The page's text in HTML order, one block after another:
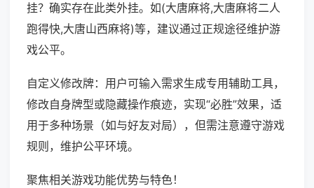
挂？确实存在此类外挂。如(大唐麻将,大唐麻将二人
跑得快,大唐山西麻将)等，建议通过正规途径维护游
戏公平。
自定义修改牌：用户可输入需求生成专用辅助工具，
修改自身牌型或隐藏操作痕迹，实现“必胜”效果，适
用于多种场景（如与好友对局），但需注意遵守游戏
规则，维护公平环境。
聚焦相关游戏功能优势与特色！